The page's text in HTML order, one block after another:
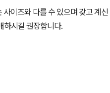
이즈와 다를 수 있으며 갖고 계신
하시길 권장합니다.